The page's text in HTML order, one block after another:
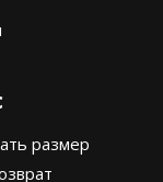
размер